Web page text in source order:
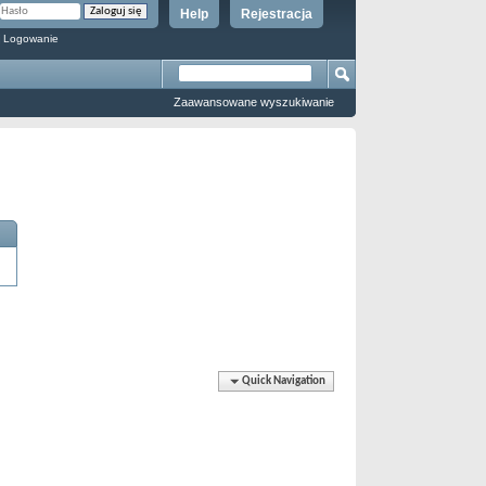
Rejestracja
Help
Logowanie
Zaawansowane wyszukiwanie
Quick Navigation